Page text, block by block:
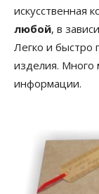
искусственная
любой, в
Легко и быстро
изделия. Много
информации.